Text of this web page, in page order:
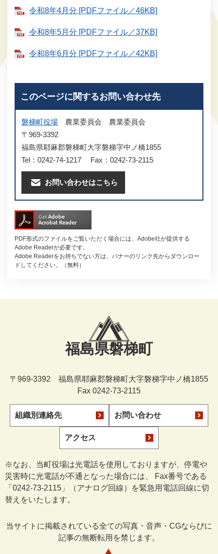
令和8年4月分 [PDFファイル／46KB]
令和8年5月分 [PDFファイル／37KB]
令和8年6月分 [PDFファイル／42KB]
このページに関するお問い合わせ先
磐梯町役場 農業委員会
農業委員会
〒969-3392
福島県耶麻郡磐梯町大字磐梯字中ノ橋1855
Tel：0242-74-1217
Fax：0242-73-2115
お問い合わせはこちら
PDF形式のファイルをご覧いただく場合には、Adobe社が提供する
Adobe Readerが必要です。
Adobe Readerをお持ちでない方は、バナーのリンク先からダウンロー
ドしてください。（無料）
福島県磐梯町
〒969-3392 福島県耶麻郡磐梯町大字磐梯字中ノ橋1855
Fax 0242-73-2115
組織別連絡先 お問い合わせ
アクセス
※なお、当町役場は光電話を使用しておりますが、停電や
災害時に光電話が不通となった場合には、 Fax番号である
「0242-73-2115」（アナログ回線）を緊急用電話回線に切
替えをいたします。
当サイトに掲載されている全ての写真・音声・CGならびに
記事の無断転用を禁じます。